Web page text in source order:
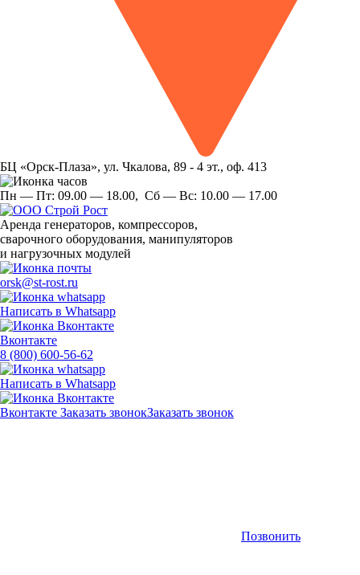
БЦ «Орск-Плаза», ул. Чкалова, 89 - 4 эт., оф. 413
Пн — Пт: 09.00 — 18.00, Сб — Вс: 10.00 — 17.00
Аренда генераторов, компрессоров,
сварочного оборудования, манипуляторов
и нагрузочных модулей
orsk@st-rost.ru
Написать в Whatsapp
Вконтакте
8 (800) 600-56-62
Написать в Whatsapp
Вконтакте Заказать звонокЗаказать звонок
Позвонить